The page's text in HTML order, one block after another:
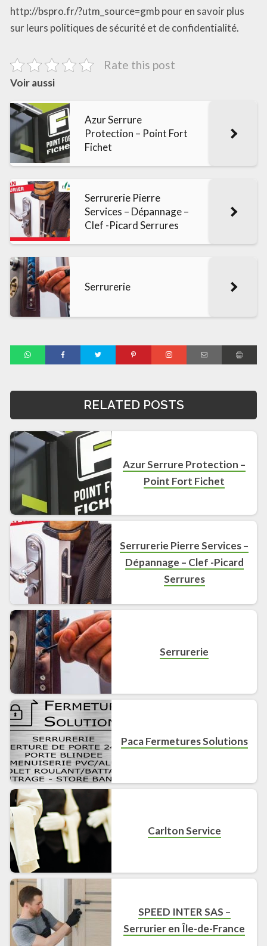
http://bspro.fr/?utm_source=gmb pour en savoir plus
sur leurs politiques de sécurité et de confidentialité.
Rate this post
Voir aussi
Azur Serrure
Protection – Point Fort
Fichet
Serrurerie Pierre
Services – Dépannage –
Clef -Picard Serrures
Serrurerie
RELATED POSTS
Azur Serrure Protection –
Point Fort Fichet
Serrurerie Pierre Services –
Dépannage – Clef -Picard
Serrures
Serrurerie
Paca Fermetures Solutions
Carlton Service
SPEED INTER SAS –
Serrurier en Île-de-France